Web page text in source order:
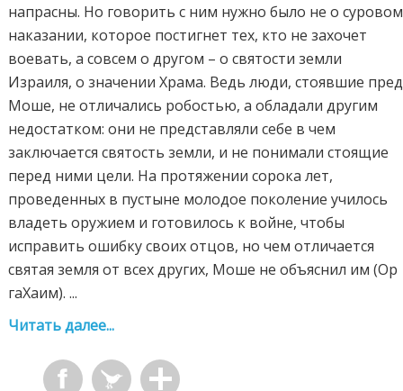
напрасны. Но говорить с ним нужно было не о суровом
наказании, которое постигнет тех, кто не захочет
воевать, а совсем о другом – о святости земли
Израиля, о значении Храма. Ведь люди, стоявшие пред
Моше, не отличались робостью, а обладали другим
недостатком: они не представляли себе в чем
заключается святость земли, и не понимали стоящие
перед ними цели. На протяжении сорока лет,
проведенных в пустыне молодое поколение училось
владеть оружием и готовилось к войне, чтобы
исправить ошибку своих отцов, но чем отличается
святая земля от всех других, Моше не объяснил им (Ор
гаХаим). ...
Читать далее...